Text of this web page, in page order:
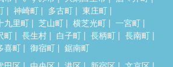
神崎町 多古町
東庄町
九里町
芝山町 横芝光町
一宮町
町
長生村 白子町 長柄町
長南町
喜町
御宿町
鋸南町